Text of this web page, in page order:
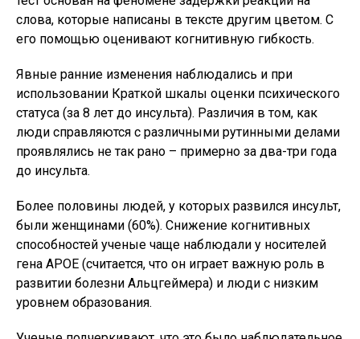
слова, которые написаны в тексте другим цветом. С
его помощью оценивают когнитивную гибкость.
Явные ранние изменения наблюдались и при
использовании Краткой шкалы оценки психического
статуса (за 8 лет до инсульта). Различия в том, как
люди справляются с различными рутинными делами
проявлялись не так рано – примерно за два-три года
до инсульта.
Более половины людей, у которых развился инсульт,
были женщинами (60%). Снижение когнитивных
способностей ученые чаще наблюдали у носителей
гена APOE (считается, что он играет важную роль в
развитии болезни Альцгеймера) и люди с низким
уровнем образования.